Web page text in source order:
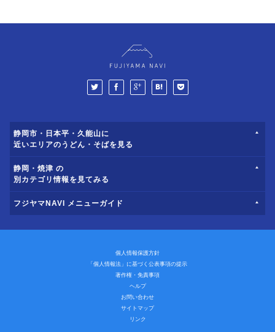
静岡市・日本平・久能山に
近いエリアのうどん・そばを見る
静岡・焼津 の
別カテゴリ情報を見てみる
フジヤマNAVI メニューガイド
個人情報保護方針
「個人情報法」に基づく公表事項の提示
著作権・免責事項
ヘルプ
お問い合わせ
サイトマップ
リンク